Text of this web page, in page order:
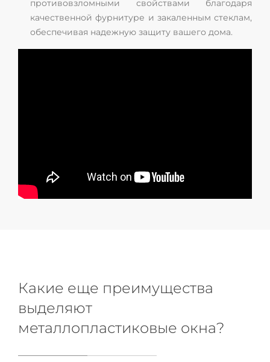
противовзломными свойствами благодаря
качественной фурнитуре и закаленным стеклам,
обеспечивая надежную защиту вашего дома.
Какие еще преимущества
выделяют
металлопластиковые окна?